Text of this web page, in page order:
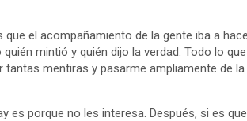
el acompañamiento de la gente iba a
mintió y quién dijo la verdad. Todo lo
mentiras y pasarme ampliamente de la
porque no les interesa. Después, si es